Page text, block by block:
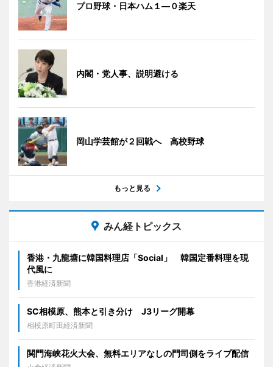
プロ野球・日本ハム１―０楽天
内閣・党人事、説明避ける
岡山学芸館が２回戦へ 高校野球
もっと見る
みん経トピックス
香港・九龍塘に韓国料理店「Social」 韓国定番料理を現
代風に
香港経済新聞
SC相模原、熊本と引き分け J3リーグ開幕
相模原町田経済新聞
関門海峡花火大会、無料エリアなしの門司側をライブ配信